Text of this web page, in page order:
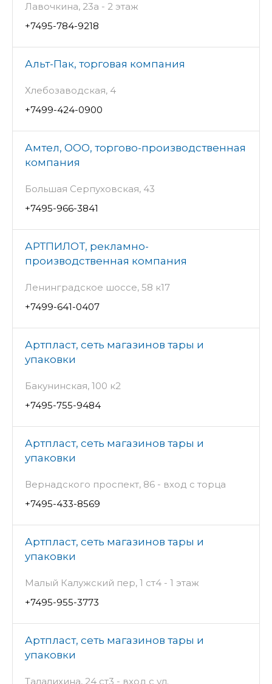
Лавочкина, 23а - 2 этаж
+7495-784-9218
Альт-Пак, торговая компания
Хлебозаводская, 4
+7499-424-0900
Амтел, ООО, торгово-производственная
компания
Большая Серпуховская, 43
+7495-966-3841
АРТПИЛОТ, рекламно-
производственная компания
Ленинградское шоссе, 58 к17
+7499-641-0407
Артпласт, сеть магазинов тары и
упаковки
Бакунинская, 100 к2
+7495-755-9484
Артпласт, сеть магазинов тары и
упаковки
Вернадского проспект, 86 - вход с торца
+7495-433-8569
Артпласт, сеть магазинов тары и
упаковки
Малый Калужский пер, 1 ст4 - 1 этаж
+7495-955-3773
Артпласт, сеть магазинов тары и
упаковки
Талалихина, 24 ст3 - вход с ул.